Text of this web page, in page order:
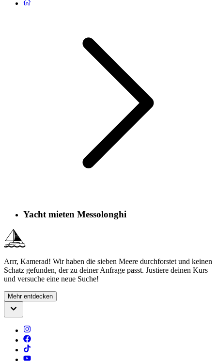
Yacht mieten Messolonghi
Arrr, Kamerad! Wir haben die sieben Meere durchforstet und keinen
Schatz gefunden, der zu deiner Anfrage passt. Justiere deinen Kurs
und versuche eine neue Suche!
Mehr entdecken